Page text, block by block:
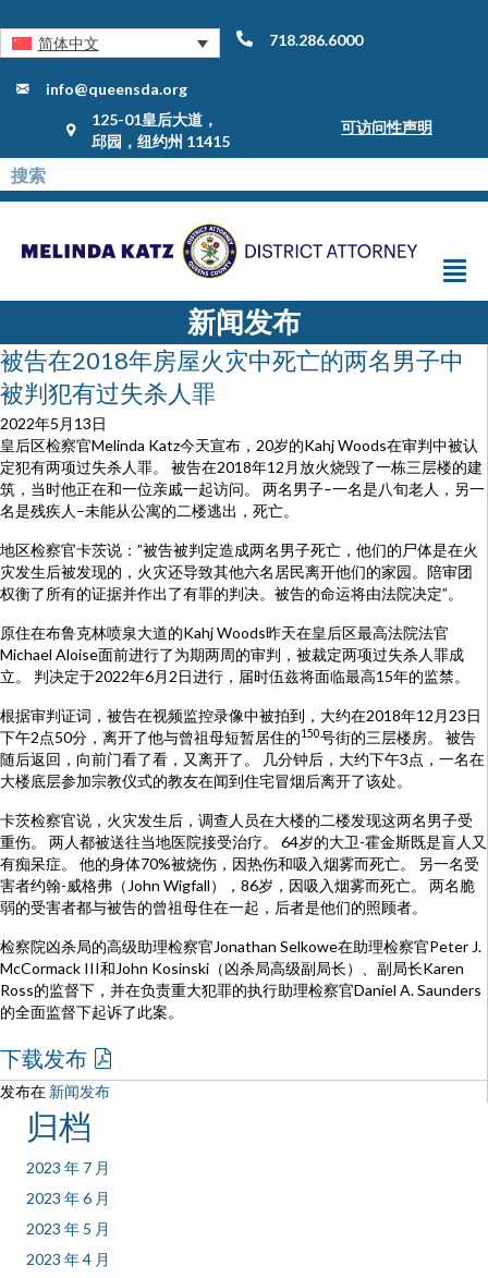
简体中文 718.286.6000
info@queensda.org
125-01皇后大道，
邱园，纽约州 11415
可访问性声明
新闻发布
被告在2018年房屋火灾中死亡的两名男子中
被判犯有过失杀人罪
2022年5月13日
皇后区检察官Melinda Katz今天宣布，20岁的Kahj Woods在审判中被认
定犯有两项过失杀人罪。 被告在2018年12月放火烧毁了一栋三层楼的建
筑，当时他正在和一位亲戚一起访问。 两名男子–一名是八旬老人，另一
名是残疾人–未能从公寓的二楼逃出，死亡。
地区检察官卡茨说：”被告被判定造成两名男子死亡，他们的尸体是在火
灾发生后被发现的，火灾还导致其他六名居民离开他们的家园。陪审团
权衡了所有的证据并作出了有罪的判决。被告的命运将由法院决定”。
原住在布鲁克林喷泉大道的Kahj Woods昨天在皇后区最高法院法官
Michael Aloise面前进行了为期两周的审判，被裁定两项过失杀人罪成
立。 判决定于2022年6月2日进行，届时伍兹将面临最高15年的监禁。
根据审判证词，被告在视频监控录像中被拍到，大约在2018年12月23日
下午2点50分，离开了他与曾祖母短暂居住的150号街的三层楼房。 被告
随后返回，向前门看了看，又离开了。 几分钟后，大约下午3点，一名在
大楼底层参加宗教仪式的教友在闻到住宅冒烟后离开了该处。
卡茨检察官说，火灾发生后，调查人员在大楼的二楼发现这两名男子受
重伤。 两人都被送往当地医院接受治疗。 64岁的大卫-霍金斯既是盲人又
有痴呆症。 他的身体70%被烧伤，因热伤和吸入烟雾而死亡。 另一名受
害者约翰-威格弗（John Wigfall），86岁，因吸入烟雾而死亡。 两名脆
弱的受害者都与被告的曾祖母住在一起，后者是他们的照顾者。
检察院凶杀局的高级助理检察官Jonathan Selkowe在助理检察官Peter J.
McCormack III和John Kosinski（凶杀局高级副局长）、副局长Karen
Ross的监督下，并在负责重大犯罪的执行助理检察官Daniel A. Saunders
的全面监督下起诉了此案。
下载发布
发布在 新闻发布
归档
2023 年 7 月
2023 年 6 月
2023 年 5 月
2023 年 4 月